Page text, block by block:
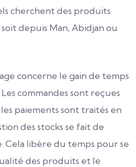
cherchent des produits
depuis Man, Abidjan ou
concerne le gain de temps
commandes sont reçues
paiements sont traités en
des stocks se fait de
Cela libère du temps pour se
des produits et le